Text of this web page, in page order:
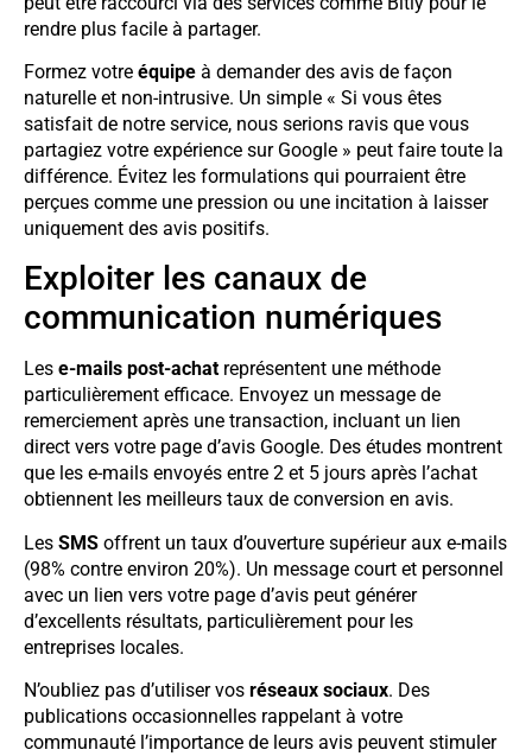
rendre plus facile à partager.
Formez votre équipe à demander des avis de façon
naturelle et non-intrusive. Un simple « Si vous êtes
satisfait de notre service, nous serions ravis que vous
partagiez votre expérience sur Google » peut faire toute la
différence. Évitez les formulations qui pourraient être
perçues comme une pression ou une incitation à laisser
uniquement des avis positifs.
Exploiter les canaux de
communication numériques
Les e-mails post-achat représentent une méthode
particulièrement efficace. Envoyez un message de
remerciement après une transaction, incluant un lien
direct vers votre page d’avis Google. Des études montrent
que les e-mails envoyés entre 2 et 5 jours après l’achat
obtiennent les meilleurs taux de conversion en avis.
Les SMS offrent un taux d’ouverture supérieur aux e-mails
(98% contre environ 20%). Un message court et personnel
avec un lien vers votre page d’avis peut générer
d’excellents résultats, particulièrement pour les
entreprises locales.
N’oubliez pas d’utiliser vos réseaux sociaux. Des
publications occasionnelles rappelant à votre
communauté l’importance de leurs avis peuvent stimuler